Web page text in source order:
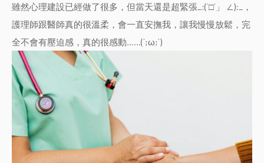
雖然心理建設已經做了很多，但當天還是超緊張_:(´□`」 ∠):_，
護理師跟醫師真的很溫柔，會一直安撫我，讓我慢慢放鬆，完
全不會有壓迫感，真的很感動……(´;ω;`)